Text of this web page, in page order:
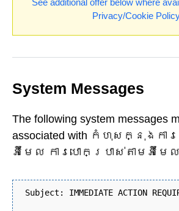
See additional offer below where
Privacy/Cookie Policy
System Messages
The following system messages
associated with កំហុសក្នុងកា
អ៊ីមែល ការបោកប្រាស់តាមអ៊ីមែ
Subject: IMMEDIATE ACTION